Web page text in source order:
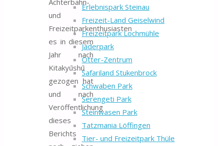
Erlebnispark Steinau
Freizeit-Land Geiselwind
Freizeitpark Lochmühle
Jaderpark
Otter-Zentrum
Safariland Stukenbrock
Schwaben Park
Serengeti Park
Steinwasen Park
Tatzmania Löffingen
Tier- und Freizeitpark Thüle
und
Freizeitparkenthusiasten
es in diesem
Jahr nach
Kitakyūshū
gezogen hat
und nach
Veröffentlichung
dieses
Berichts